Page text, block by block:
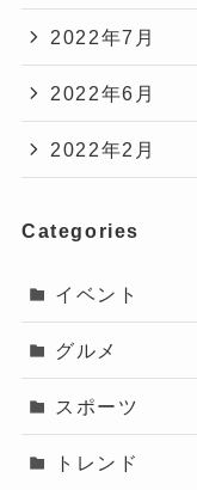
2022年7月
2022年6月
2022年2月
Categories
イベント
グルメ
スポーツ
トレンド